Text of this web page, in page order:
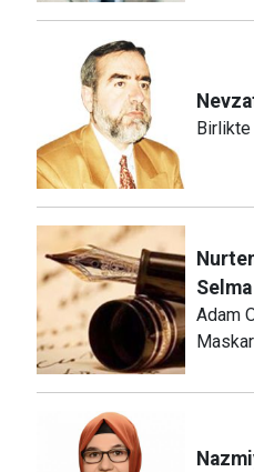
Birlikte
Selma
Adam